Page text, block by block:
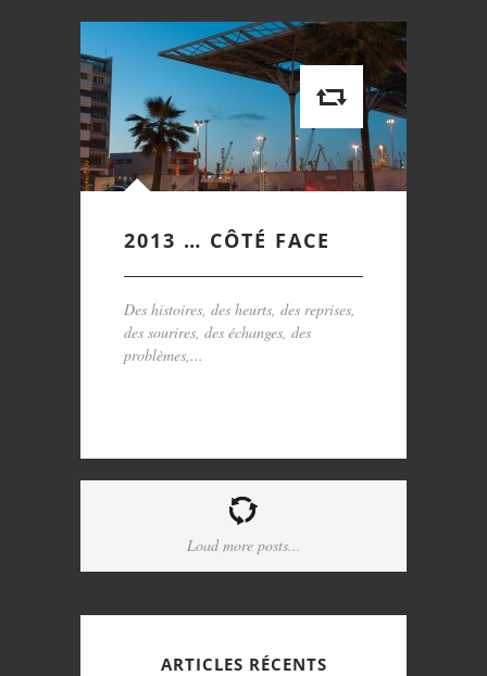
2013 … CÔTÉ FACE
Des histoires, des heurts, des reprises,
des sourires, des échanges, des
problèmes,...
Load more posts...
ARTICLES RÉCENTS